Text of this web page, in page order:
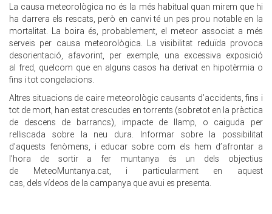
La causa meteorològica no és la més habitual quan mirem que hi
ha darrera els rescats, però en canvi té un pes prou notable en la
mortalitat. La boira és, probablement, el meteor associat a més
serveis per causa meteorològica. La visibilitat reduïda provoca
desorientació, afavorint, per exemple, una excessiva exposició
al fred, quelcom que en alguns casos ha derivat en hipotèrmia o
fins i tot congelacions.
Altres situacions de caire meteorològic causants d’accidents, fins i
tot de mort, han estat crescudes en torrents (sobretot en la pràctica
de descens de barrancs), impacte de llamp, o caiguda per
relliscada sobre la neu dura. Informar sobre la possibilitat
d’aquests fenòmens, i educar sobre com els hem d’afrontar a
l’hora de sortir a fer muntanya és un dels objectius
de MeteoMuntanya.cat, i particularment en aquest
cas, dels vídeos de la campanya que avui es presenta.